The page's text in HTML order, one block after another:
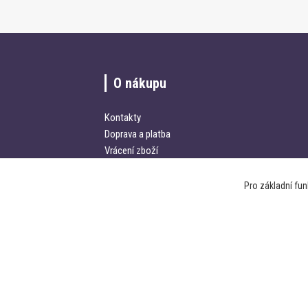
O nákupu
Kontakty
Doprava a platba
Vrácení zboží
Pro základní